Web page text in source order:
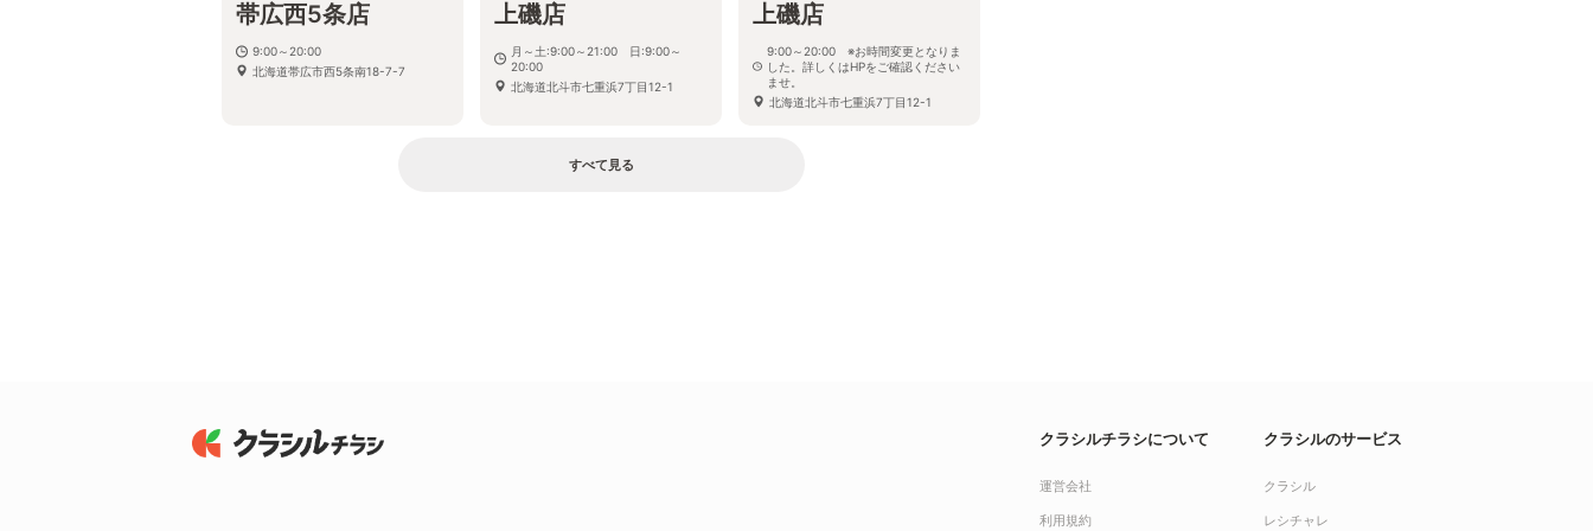
帯広西5条店
9:00～20:00
北海道帯広市西5条南18-7-7
上磯店
月～土:9:00～21:00 日:9:00～
20:00
北海道北斗市七重浜7丁目12-1
上磯店
9:00～20:00 ※お時間変更となりま
した。詳しくはHPをご確認ください
ませ。
北海道北斗市七重浜7丁目12-1
すべて見る
クラシルチラシについて
運営会社
利用規約
クラシルのサービス
クラシル
レシチャレ